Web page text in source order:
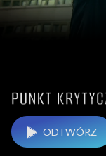
ODTWÓRZ